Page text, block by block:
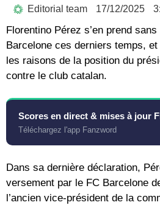
Editorial team 17/12/2025
Florentino Pérez s’en prend
Barcelone ces derniers temps,
les raisons de la position du
contre le club catalan.
Scores en direct & mises à jour
Téléchargez l'app Fanzword
Dans sa dernière déclaration,
versement par le FC Barcelone
l’ancien vice-président de la